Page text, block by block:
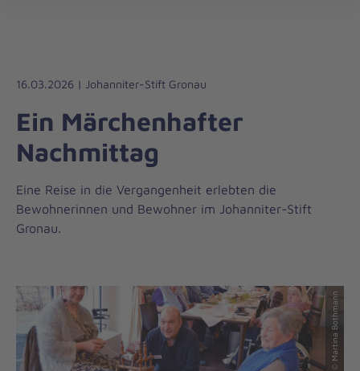
Liebe
Leben
16.03.2026 | Johanniter-Stift Gronau
Ein Märchenhafter
Nachmittag
Eine Reise in die Vergangenheit erlebten die
Bewohnerinnen und Bewohner im Johanniter-Stift
Gronau.
© Martina Bothmann